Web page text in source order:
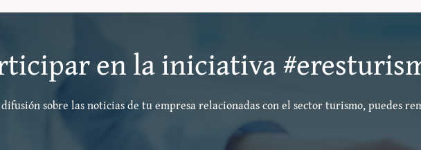
en la iniciativa
sobre las noticias de tu empresa relacionadas con el sector turismo, puedes